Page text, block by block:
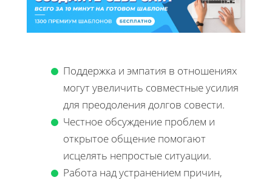
Поддержка и эмпатия в отношениях
могут увеличить совместные усилия
для преодоления долгов совести.
Честное обсуждение проблем и
открытое общение помогают
исцелять непростые ситуации.
Работа над устранением причин,